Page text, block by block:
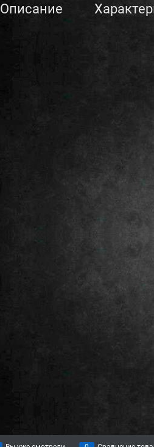
Описание